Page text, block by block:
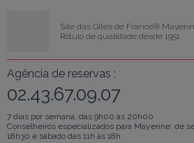
Site das Gîtes de France®
Rótulo de qualidade desde 1951
Agência de reservas :
02.43.67.09.07
7 dias por semana, das 9h00 às 20h00
Conselheiros especializados para Mayenne: de
18h30 e sábado das 11h às 18h